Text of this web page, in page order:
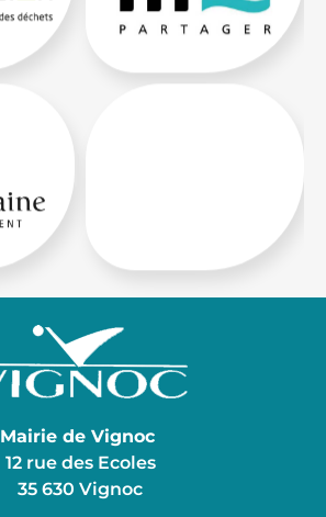
Mairie de Vignoc
12 rue des Ecoles
35 630 Vignoc